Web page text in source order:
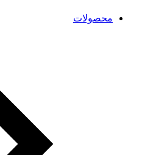
محصولات